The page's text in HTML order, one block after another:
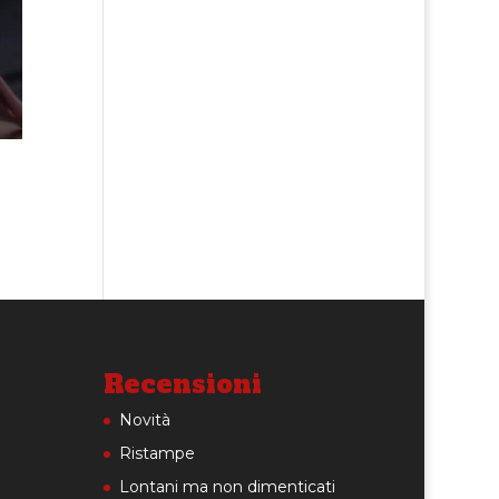
Recensioni
Novità
Ristampe
Lontani ma non dimenticati